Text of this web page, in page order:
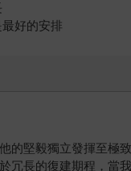
好的安排
的堅毅獨立發揮至極
冗長的復建期程，當